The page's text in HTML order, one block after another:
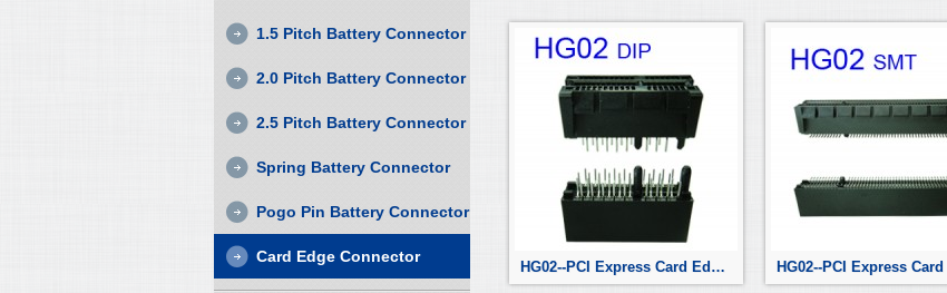
1.5 Pitch Battery Connector
2.0 Pitch Battery Connector
2.5 Pitch Battery Connector
Spring Battery Connector
Pogo Pin Battery Connector
Card Edge Connector
HG02--PCI Express Card Edge Connector